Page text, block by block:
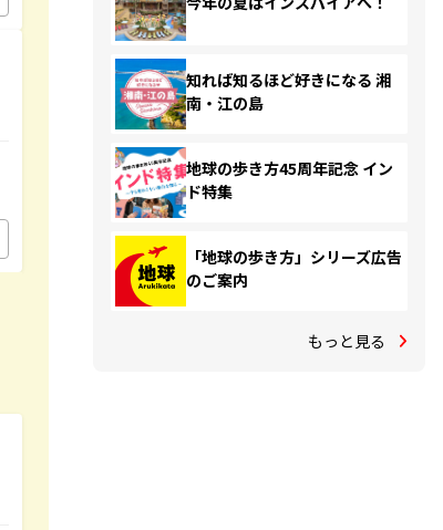
知れば知るほど好きになる 湘
南・江の島
地球の歩き方45周年記念 イン
ド特集
「地球の歩き方」シリーズ広告
のご案内
もっと見る